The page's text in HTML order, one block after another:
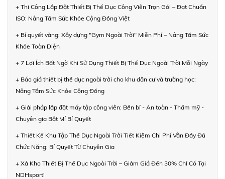
+ Thi Công Lắp Đặt Thiết Bị Thể Dục Công Viên Trọn Gói – Đạt Chuẩn
ISO: Nâng Tầm Sức Khỏe Cộng Đồng Việt
+ Bí quyết vàng: Xây dựng "Gym Ngoài Trời" Miễn Phí – Nâng Tầm Sức
Khỏe Toàn Diện
+ 7 Lợi Ích Bất Ngờ Khi Sử Dụng Thiết Bị Thể Dục Ngoài Trời Mỗi Ngày
+ Báo giá thiết bị thể dục ngoài trời cho khu dân cư và trường học:
Nâng Tầm Sức Khỏe Cộng Đồng
+ Giải pháp lắp đặt máy tập công viên: Bền bỉ - An toàn - Thẩm mỹ -
Chuyên gia Bật Mí Bí Quyết
+ Thiết Kế Khu Tập Thể Dục Ngoài Trời Tiết Kiệm Chi Phí Vẫn Đầy Đủ
Chức Năng: Bí Quyết Từ Chuyên Gia
+ Xả Kho Thiết Bị Thể Dục Ngoài Trời – Giảm Giá Đến 30% Chỉ Có Tại
NDHsport!